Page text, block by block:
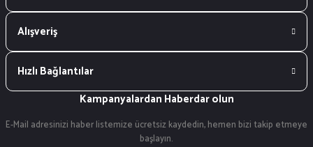
Alışveriş
Hızlı Bağlantılar
Kampanyalardan Haberdar olun
E-Mail adresinizi haber listemize ücretsiz kaydedin, hemen bizi takip etmeye
başlayın.